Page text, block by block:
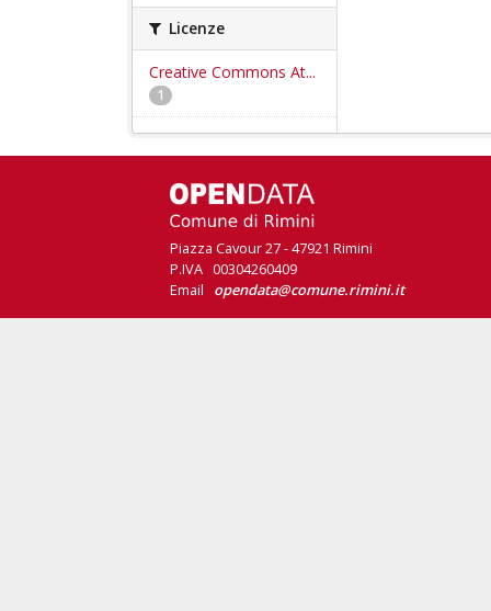
Licenze
Creative Commons At...
1
Piazza Cavour 27 - 47921 Rimini
P.IVA 00304260409
Email opendata@comune.rimini.it